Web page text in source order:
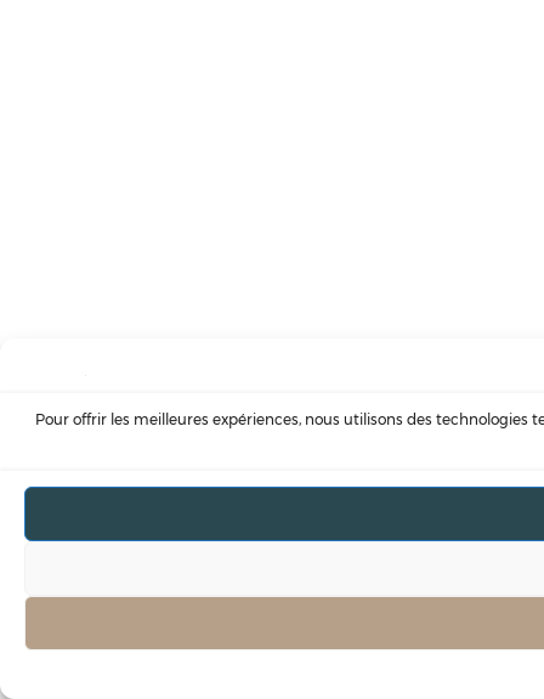
Pour offrir les meilleures expériences, nous utilisons des